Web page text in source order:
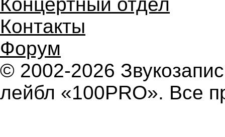
Контакты
Форум
© 2002-2026
лейбл «100PRO». Все